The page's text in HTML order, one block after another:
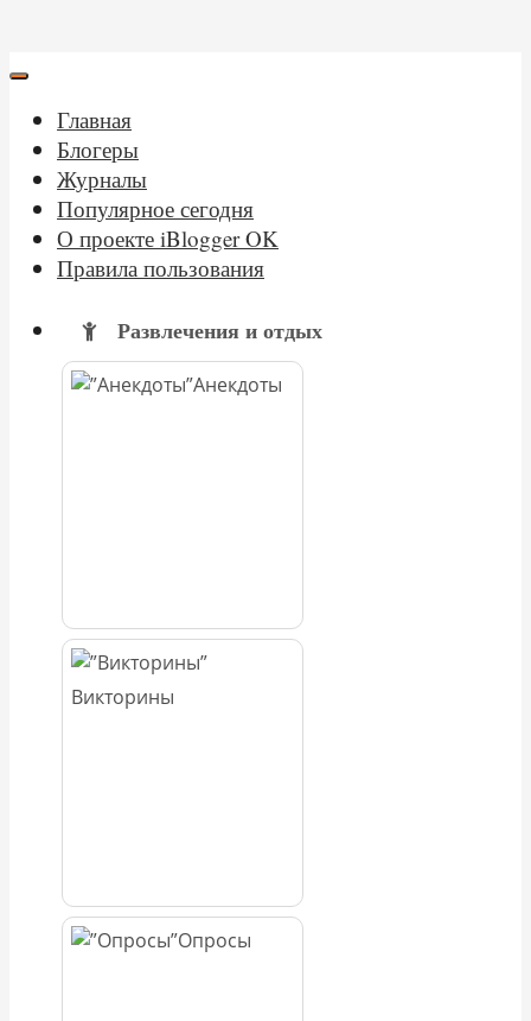
Главная
Блогеры
Журналы
Популярное сегодня
О проекте iBlogger OK
Правила пользования
Развлечения и отдых
Анекдоты
Викторины
Опросы